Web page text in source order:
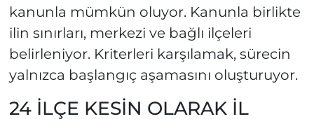
kanunla mümkün oluyor. Kanunla birlikte
ilin sınırları, merkezi ve bağlı ilçeleri
belirleniyor. Kriterleri karşılamak, sürecin
yalnızca başlangıç aşamasını oluşturuyor.
24 İLÇE KESİN OLARAK İL